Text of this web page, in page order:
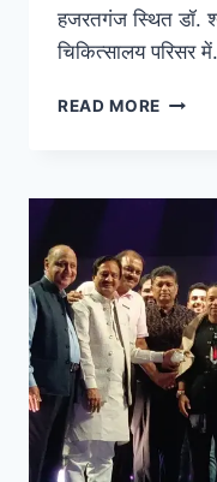
हजरतगंज स्थित डॉ.
चिकित्सालय परिसर
READ MORE